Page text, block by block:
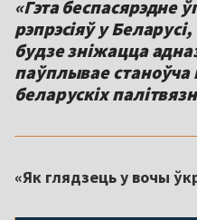
«Гэта беспасярэдне
рэпрэсіяў у
будзе зніжацца
паўплывае станоўча
беларускіх
«Як глядзець у вочы